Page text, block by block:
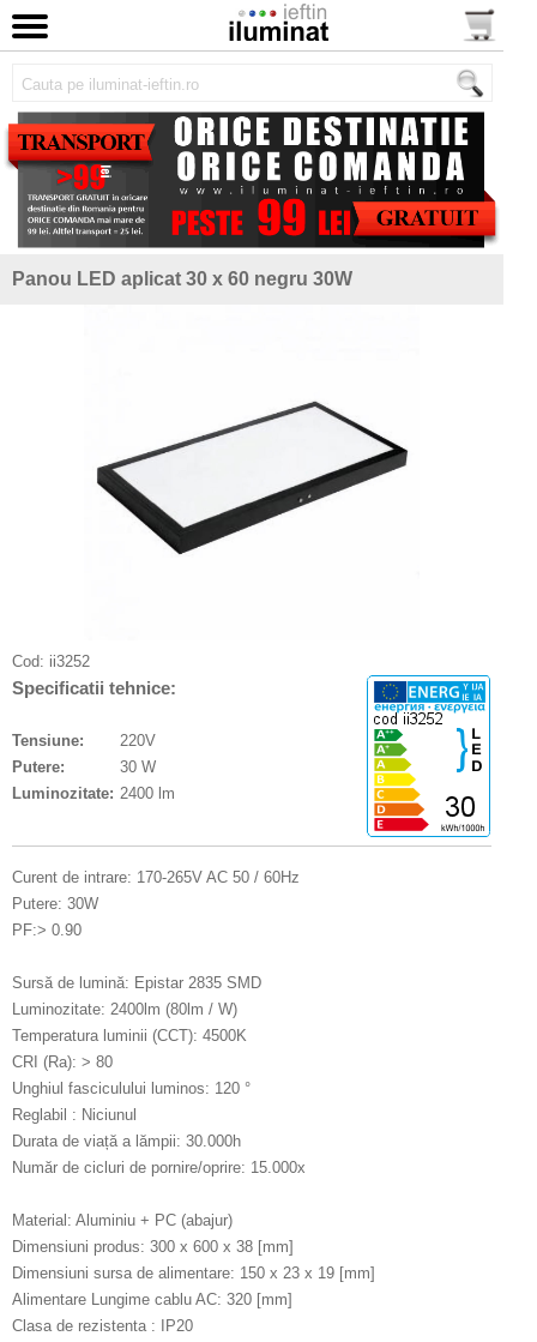
Panou LED aplicat 30 x 60 negru 30W
Cod: ii3252
Specificatii tehnice:
Tensiune:
220V
Putere:
30 W
Luminozitate: 2400 lm
Curent de intrare: 170-265V AC 50 / 60Hz
Putere: 30W
PF:> 0.90
Sursă de lumină: Epistar 2835 SMD
Luminozitate: 2400lm (80lm / W)
Temperatura luminii (CCT): 4500K
CRI (Ra): > 80
Unghiul fasciculului luminos: 120 °
Reglabil : Niciunul
Durata de viață a lămpii: 30.000h
Număr de cicluri de pornire/oprire: 15.000x
Material: Aluminiu + PC (abajur)
Dimensiuni produs: 300 x 600 x 38 [mm]
Dimensiuni sursa de alimentare: 150 x 23 x 19 [mm]
Alimentare Lungime cablu AC: 320 [mm]
Clasa de rezistenta : IP20